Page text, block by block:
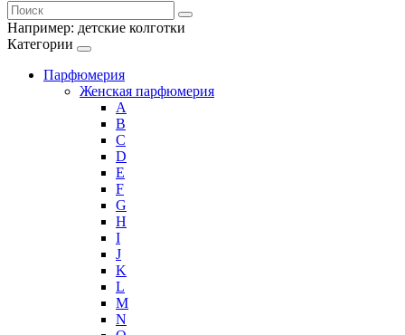
Например: детские колготки
Категории
Парфюмерия
Женская парфюмерия
A
B
C
D
E
F
G
H
I
J
K
L
M
N